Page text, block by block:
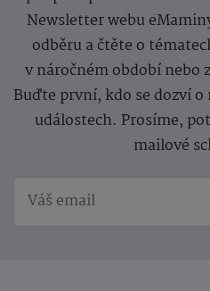
Newsletter webu
odběru a čtěte o
v náročném období
Buďte první, kdo se dozví
událostech. Prosíme,
mailové